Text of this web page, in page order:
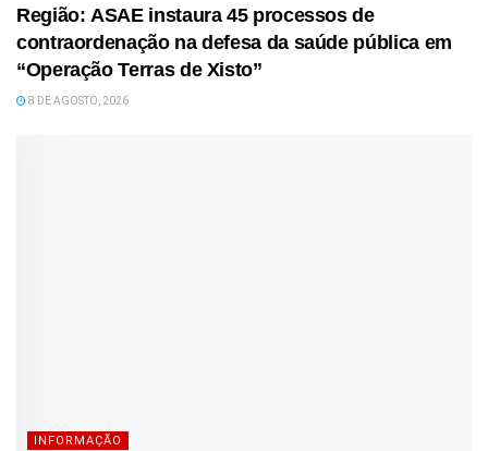
Região: ASAE instaura 45 processos de
contraordenação na defesa da saúde pública em
“Operação Terras de Xisto”
8 DE AGOSTO, 2026
INFORMAÇÃO